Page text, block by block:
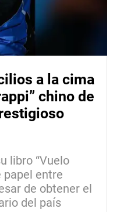
a la cima
chino de
libro “Vuelo
papel entre
de obtener el
del país